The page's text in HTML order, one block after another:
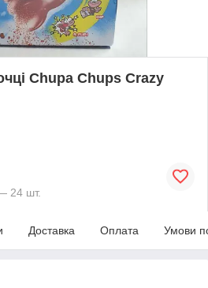
Chupa Chups Crazy
24 шт.
Доставка Оплата Умови